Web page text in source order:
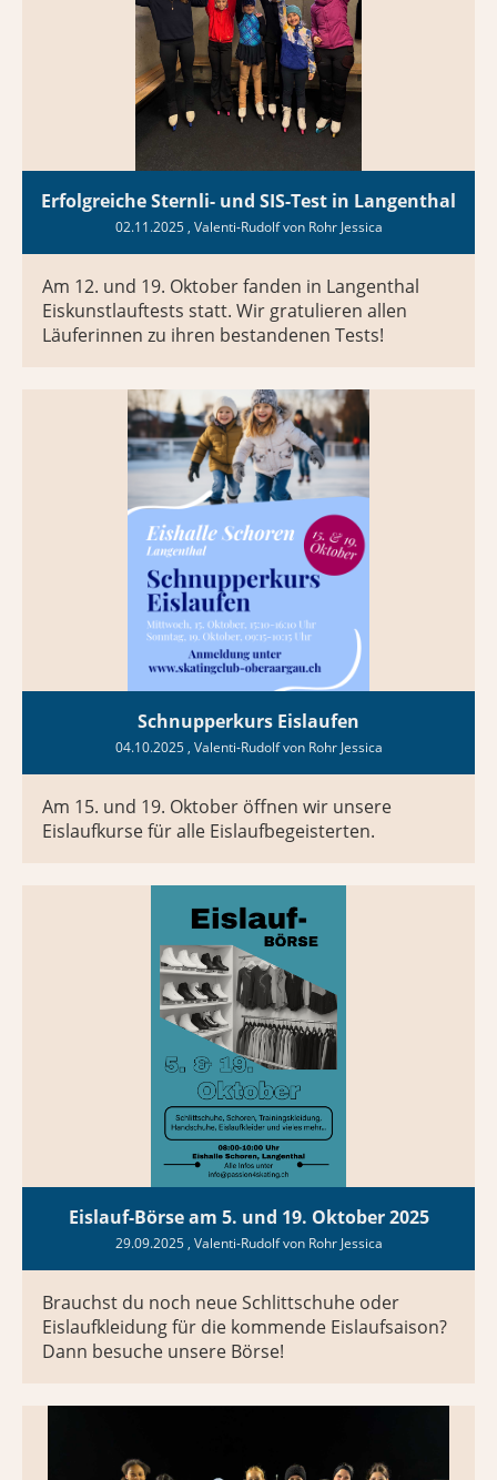
Erfolgreiche Sternli- und SIS-Test in Langenthal
02.11.2025, Valenti-Rudolf von Rohr Jessica
Am 12. und 19. Oktober fanden in Langenthal
Eiskunstlauftests statt. Wir gratulieren allen
Läuferinnen zu ihren bestandenen Tests!
Schnupperkurs Eislaufen
04.10.2025, Valenti-Rudolf von Rohr Jessica
Am 15. und 19. Oktober öffnen wir unsere
Eislaufkurse für alle Eislaufbegeisterten.
Eislauf-Börse am 5. und 19. Oktober 2025
29.09.2025, Valenti-Rudolf von Rohr Jessica
Brauchst du noch neue Schlittschuhe oder
Eislaufkleidung für die kommende Eislaufsaison?
Dann besuche unsere Börse!